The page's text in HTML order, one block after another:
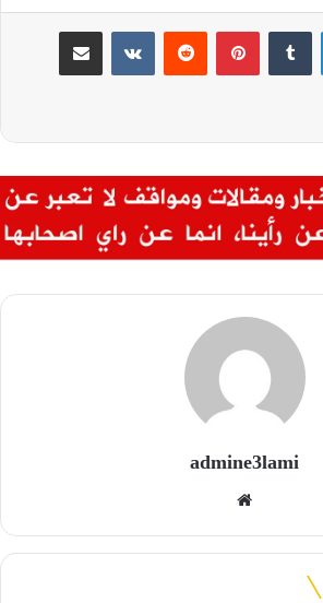
لينكدإن بينتيريست مشاركة عبر البريد
admine3lami